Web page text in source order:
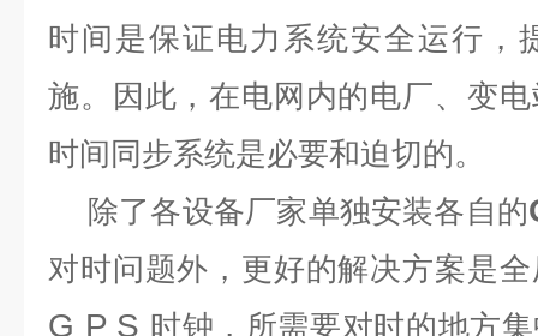
时间是保证电力系统安全运行，
施。因此，在电网内的电厂、变
时间同步系统是必要和迫切的。
除了各设备厂家单独安装各自的
对时问题外，更好的解决方案是
G P S 时钟，所需要对时的地方